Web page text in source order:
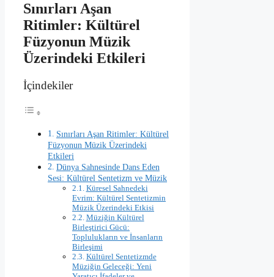
Sınırları Aşan
Ritimler: Kültürel
Füzyonun Müzik
Üzerindeki Etkileri
İçindekiler
Sınırları Aşan Ritimler: Kültürel
Füzyonun Müzik Üzerindeki
Etkileri
Dünya Sahnesinde Dans Eden
Sesi: Kültürel Sentetizm ve Müzik
Küresel Sahnedeki
Evrim: Kültürel Sentetizmin
Müzik Üzerindeki Etkisi
Müziğin Kültürel
Birleştirici Gücü:
Toplulukların ve İnsanların
Birleşimi
Kültürel Sentetizmde
Müziğin Geleceği: Yeni